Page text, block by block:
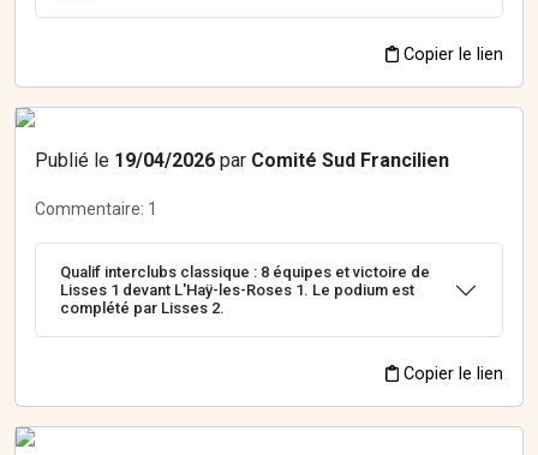
Copier le lien
Publié le 19/04/2026 par Comité Sud Francilien
Commentaire: 1
Qualif interclubs classique : 8 équipes et victoire de
Lisses 1 devant L'Haÿ-les-Roses 1. Le podium est
complété par Lisses 2.
Copier le lien